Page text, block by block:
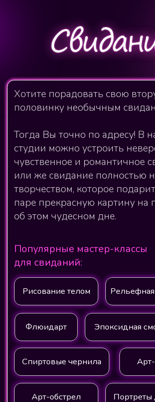
половинку необычным свиданием?
Тогда Вы точно по адресу! В нашей
студии можно устроить невероятно
чувственное и романтичное свидание
творчеством, которое подарит вашей
паре прекрасную картину на память
об этом чудесном дне.
Популярные мастер-классы
для свиданий:
Портреты друг друга
Рисование телом Рельефная картина
Смотреть прайс